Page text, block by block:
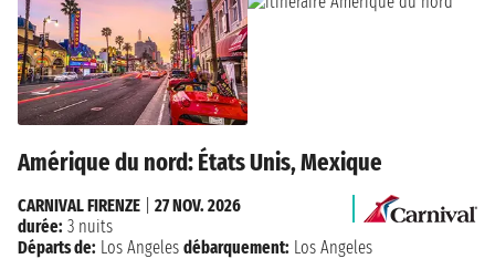
Amérique du nord: États Unis, Mexique
CARNIVAL FIRENZE
27 NOV. 2026
durée: 3 nuits
Départs de: Los Angeles débarquement: Los Angeles